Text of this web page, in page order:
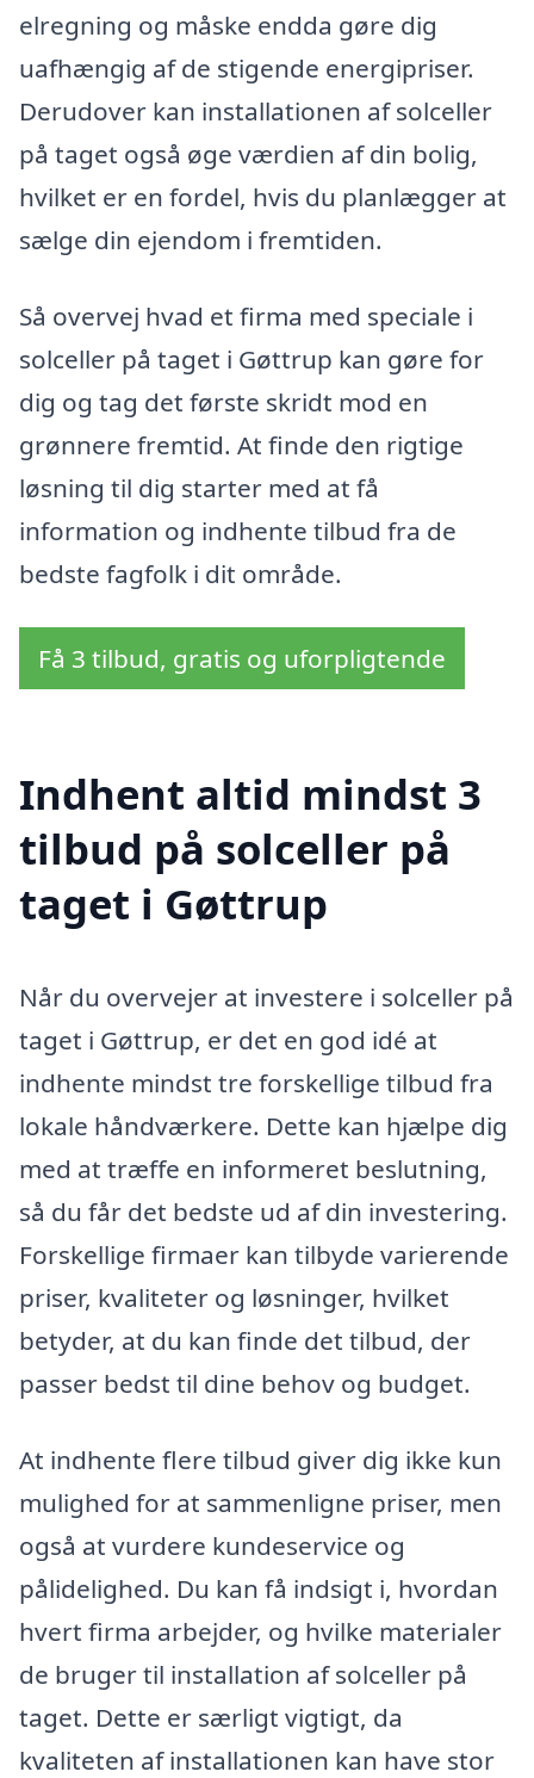
elregning og måske endda gøre dig
uafhængig af de stigende energipriser.
Derudover kan installationen af solceller
på taget også øge værdien af din bolig,
hvilket er en fordel, hvis du planlægger at
sælge din ejendom i fremtiden.
Så overvej hvad et firma med speciale i
solceller på taget i Gøttrup kan gøre for
dig og tag det første skridt mod en
grønnere fremtid. At finde den rigtige
løsning til dig starter med at få
information og indhente tilbud fra de
bedste fagfolk i dit område.
Få 3 tilbud, gratis og uforpligtende
Indhent altid mindst 3
tilbud på solceller på
taget i Gøttrup
Når du overvejer at investere i solceller på
taget i Gøttrup, er det en god idé at
indhente mindst tre forskellige tilbud fra
lokale håndværkere. Dette kan hjælpe dig
med at træffe en informeret beslutning,
så du får det bedste ud af din investering.
Forskellige firmaer kan tilbyde varierende
priser, kvaliteter og løsninger, hvilket
betyder, at du kan finde det tilbud, der
passer bedst til dine behov og budget.
At indhente flere tilbud giver dig ikke kun
mulighed for at sammenligne priser, men
også at vurdere kundeservice og
pålidelighed. Du kan få indsigt i, hvordan
hvert firma arbejder, og hvilke materialer
de bruger til installation af solceller på
taget. Dette er særligt vigtigt, da
kvaliteten af installationen kan have stor